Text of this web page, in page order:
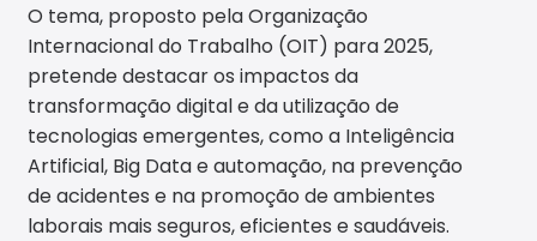
O tema, proposto pela Organização
Internacional do Trabalho (OIT) para 2025,
pretende destacar os impactos da
transformação digital e da utilização de
tecnologias emergentes, como a Inteligência
Artificial, Big Data e automação, na prevenção
de acidentes e na promoção de ambientes
laborais mais seguros, eficientes e saudáveis.